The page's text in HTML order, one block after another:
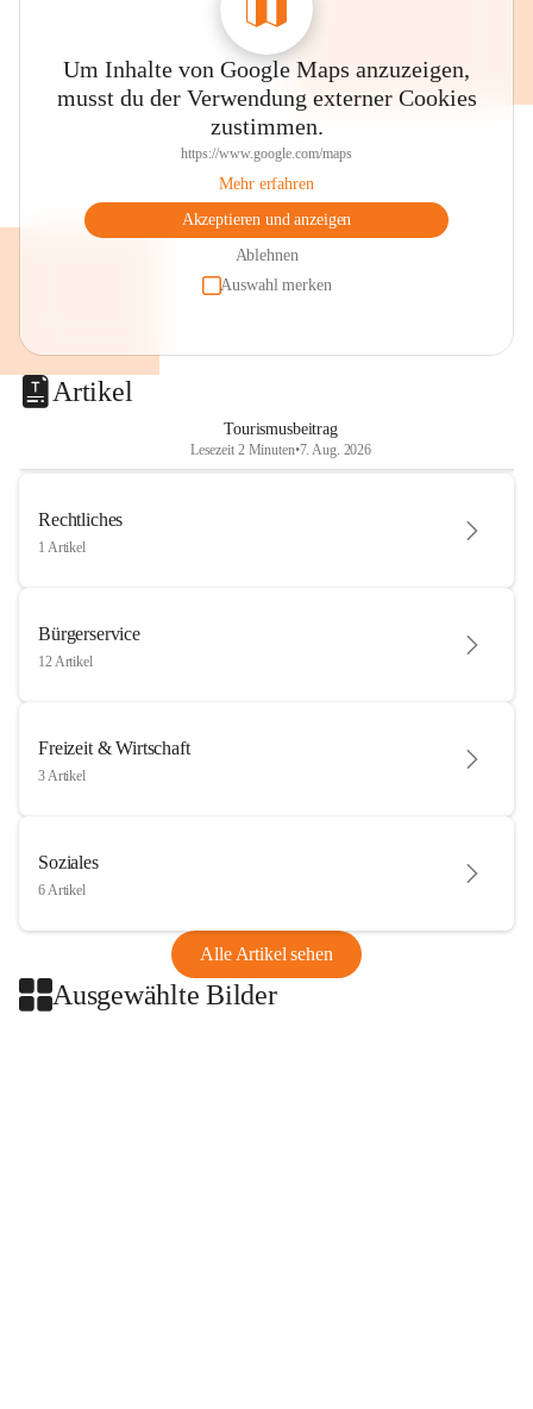
Um Inhalte von Google Maps anzuzeigen,
musst du der Verwendung externer Cookies
zustimmen.
https://www.google.com/maps
Mehr erfahren
Akzeptieren und anzeigen
Ablehnen
Auswahl merken
Artikel
Tourismusbeitrag
Lesezeit 2 Minuten•7. Aug. 2026
Rechtliches
1 Artikel
Bürgerservice
12 Artikel
Freizeit & Wirtschaft
3 Artikel
Soziales
6 Artikel
Alle Artikel sehen
Ausgewählte Bilder